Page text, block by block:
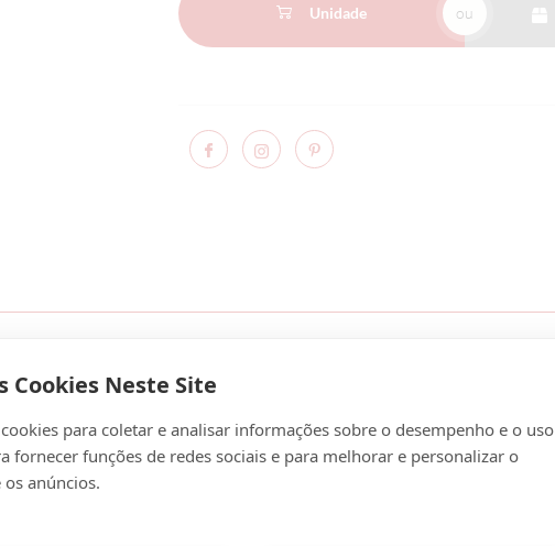
Cookies Neste Site
para coletar e analisar informações sobre o desempenho e o uso
fornecer funções de redes sociais e para melhorar e personalizar o
anúncios.
Unidade ou